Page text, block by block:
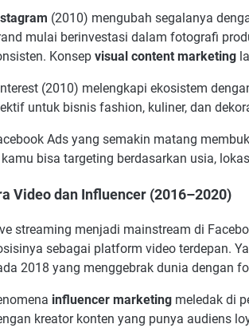
(2010) mengubah segalanya
mulai berinvestasi dalam fotografi
Konsep visual content marketing
(2010) melengkapi ekosistem
untuk bisnis fashion, kuliner, dan
Ads yang semakin matang
bisa targeting berdasarkan usia,
Video dan Influencer (2016–2020)
streaming menjadi mainstream di
sebagai platform video terdepan.
2018 yang menggebrak dunia dengan
influencer marketing meledak di
kreator konten yang punya audiens